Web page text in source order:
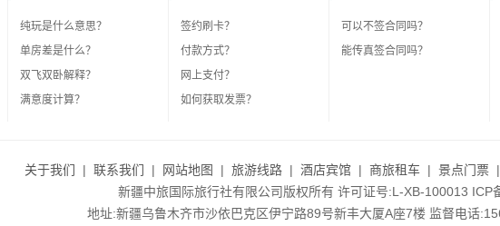
纯玩是什么意思？
单房差是什么？
双飞双卧解释？
满意度计算？
签约刷卡？
付款方式？
网上支付？
如何获取发票？
可以不签合同吗？
能传真签合同吗？
关于我们 | 联系我们 | 网站地图 | 旅游线路 | 酒店宾馆 | 商旅租车 | 景点门票 |
新疆中旅国际旅行社有限公司版权所有 许可证号:L-XB-100013 ICP
地址:新疆乌鲁木齐市沙依巴克区伊宁路89号新丰大厦A座7楼 监督电话